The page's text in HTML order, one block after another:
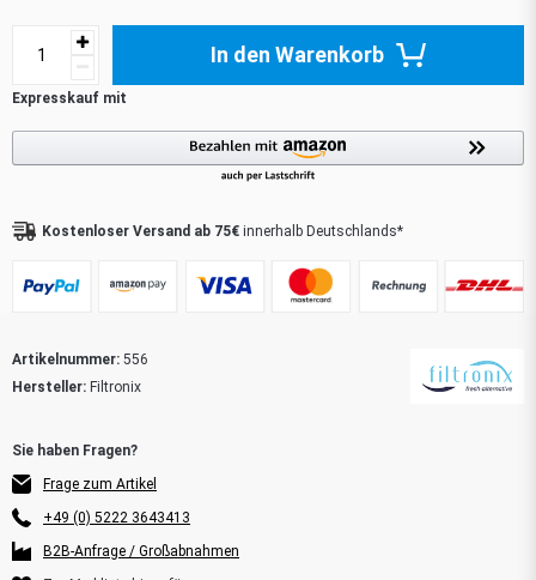
Artikelnummer: 556
Hersteller: Filtronix
Frage zum Artikel
+49 (0) 5222 3643413
B2B-Anfrage / Großabnahmen
In den Warenkorb
Kostenloser Versand ab 75€ innerhalb Deutschlands*